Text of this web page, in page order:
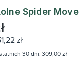
Spider Move
zł
30 dni: 309,00 zł